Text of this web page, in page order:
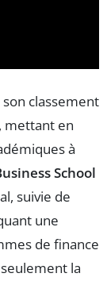
classement
, mettant en
à
School
suivie de
une
de finance
la